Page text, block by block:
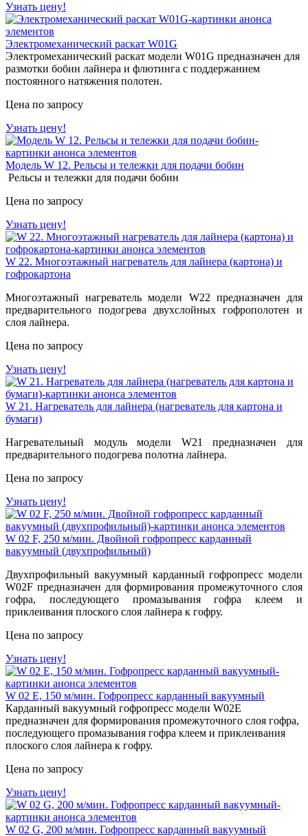
Узнать цену!
Электромеханический раскат W01G
Электромеханический раскат модели W01G предназначен для
размотки бобин лайнера и флютинга с поддержанием
постоянного натяжения полотен.
Цена по запросу
Узнать цену!
Модель W 12. Рельсы и тележки для подачи бобин
Рельсы и тележки для подачи бобин
Цена по запросу
Узнать цену!
W 22. Многоэтажный нагреватель для лайнера (картона) и
гофрокартона
Многоэтажный нагреватель модели W22 предназначен для
предварительного подогрева двухслойных гофрополотен и
слоя лайнера.
Цена по запросу
Узнать цену!
W 21. Нагреватель для лайнера (нагреватель для картона и
бумаги)
Нагревательный модуль модели W21 предназначен для
предварительного подогрева полотна лайнера.
Цена по запросу
Узнать цену!
W 02 F, 250 м/мин. Двойной гофропресс карданный
вакуумный (двухпрофильный)
Двухпрофильный вакуумный карданный гофропресс модели
W02F предназначен для формирования промежуточного слоя
гофра, последующего промазывания гофра клеем и
приклеивания плоского слоя лайнера к гофру.
Цена по запросу
Узнать цену!
W 02 E, 150 м/мин. Гофропресс карданный вакуумный
Карданный вакуумный гофропресс модели W02E
предназначен для формирования промежуточного слоя гофра,
последующего промазывания гофра клеем и приклеивания
плоского слоя лайнера к гофру.
Цена по запросу
Узнать цену!
W 02 G, 200 м/мин. Гофропресс карданный вакуумный